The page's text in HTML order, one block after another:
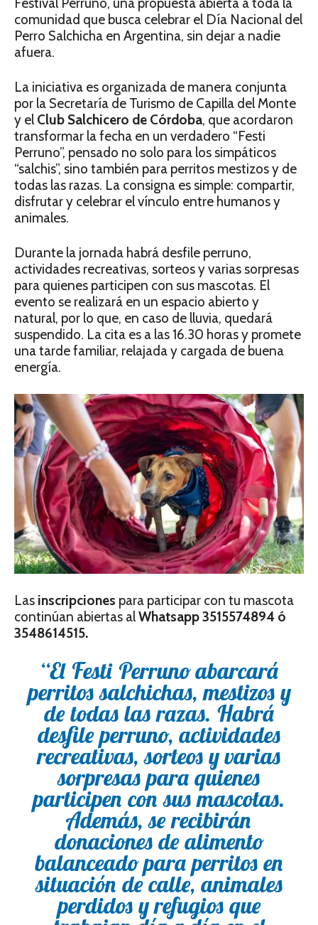
comunidad que busca celebrar el Día Nacional del
Perro Salchicha en Argentina, sin dejar a nadie
afuera.
La iniciativa es organizada de manera conjunta
por la Secretaría de Turismo de Capilla del Monte
y el Club Salchicero de Córdoba, que acordaron
transformar la fecha en un verdadero “Festi
Perruno”, pensado no solo para los simpáticos
“salchis”, sino también para perritos mestizos y de
todas las razas. La consigna es simple: compartir,
disfrutar y celebrar el vínculo entre humanos y
animales.
Durante la jornada habrá desfile perruno,
actividades recreativas, sorteos y varias sorpresas
para quienes participen con sus mascotas. El
evento se realizará en un espacio abierto y
natural, por lo que, en caso de lluvia, quedará
suspendido. La cita es a las 16.30 horas y promete
una tarde familiar, relajada y cargada de buena
energía.
Las inscripciones para participar con tu mascota
continúan abiertas alWhatsapp 3515574894 ó
3548614515.
“El Festi Perruno abarcará
perritos salchichas, mestizos y
de todas las razas. Habrá
desfile perruno, actividades
recreativas, sorteos y varias
sorpresas para quienes
participen con sus mascotas.
Además, se recibirán
donaciones de alimento
balanceado para perritos en
situación de calle, animales
perdidos y refugios que